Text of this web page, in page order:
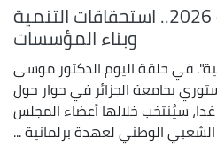
تشريعيات 2 جويلية 2026.. استحقاقات التنمية
وبناء المؤسسات
في حلقة اليوم الدكتور موسى
بجامعة الجزائر في حوار حول
غدا، سيُنتخب خلالها أعضاء المجلس
الشعبي الوطني لعهدة برلمانية ...